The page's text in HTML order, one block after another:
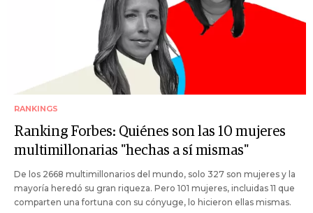
RANKINGS
Ranking Forbes: Quiénes son las 10 mujeres
multimillonarias "hechas a sí mismas"
De los 2668 multimillonarios del mundo, solo 327 son mujeres y la
mayoría heredó su gran riqueza. Pero 101 mujeres, incluidas 11 que
comparten una fortuna con su cónyuge, lo hicieron ellas mismas.